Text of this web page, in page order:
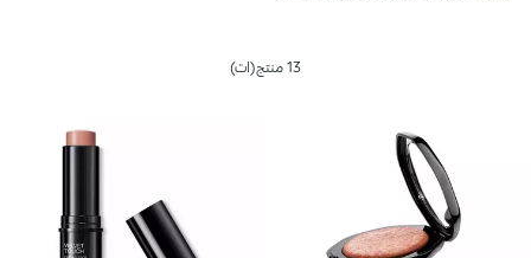
13 منتج(ات)